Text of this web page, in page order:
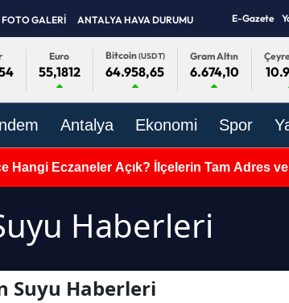
FOTO GALERİ ANTALYA HAVA DURUMU E-Gazete
Euro
55,1812
Bitcoin(USDT)
64.958,65
Gram Altın
6.674,10
Antalya Ekonomi Spor
Hangi Eczaneler Açık? İlçelerin Tam Adres
Haberleri
Suyu Haberleri